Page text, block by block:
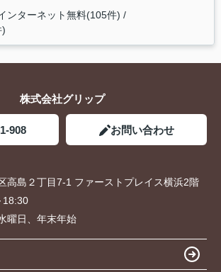
ンターネット無料(105件)
)
株式会社グリップ
908 お問い合わせ
高島２丁目7-1 ファーストプレイス横浜2階
18:30
曜日、年末年始